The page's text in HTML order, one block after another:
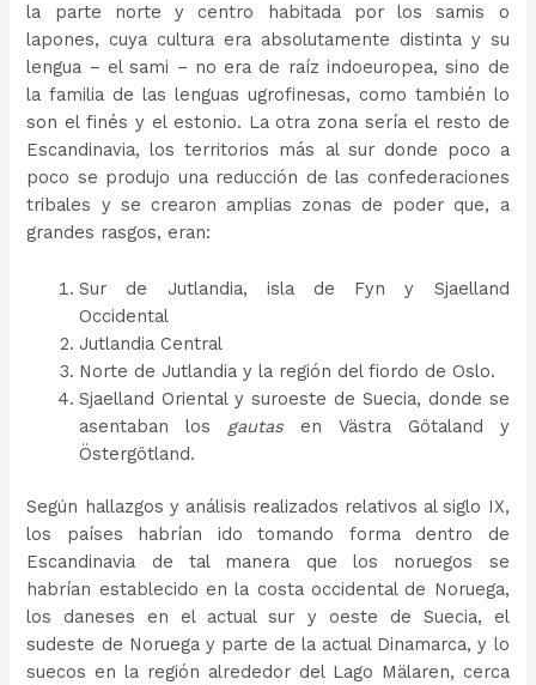
la parte norte y centro habitada por los samis o
lapones, cuya cultura era absolutamente distinta y su
lengua – el sami – no era de raíz indoeuropea, sino de
la familia de las lenguas ugrofinesas, como también lo
son el finés y el estonio. La otra zona sería el resto de
Escandinavia, los territorios más al sur donde poco a
poco se produjo una reducción de las confederaciones
tribales y se crearon amplias zonas de poder que, a
grandes rasgos, eran:
Sur de Jutlandia, isla de Fyn y Sjaelland
Occidental
Jutlandia Central
Norte de Jutlandia y la región del fiordo de Oslo.
Sjaelland Oriental y suroeste de Suecia, donde se
asentaban los gautas en Västra Götaland y
Östergötland.
Según hallazgos y análisis realizados relativos al siglo IX,
los países habrían ido tomando forma dentro de
Escandinavia de tal manera que los noruegos se
habrían establecido en la costa occidental de Noruega,
los daneses en el actual sur y oeste de Suecia, el
sudeste de Noruega y parte de la actual Dinamarca, y lo
suecos en la región alrededor del Lago Mälaren, cerca